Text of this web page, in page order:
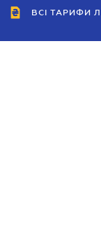
ВСІ ТАРИФИ